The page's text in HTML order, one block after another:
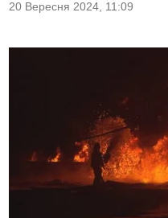
20 Вересня 2024, 11:09